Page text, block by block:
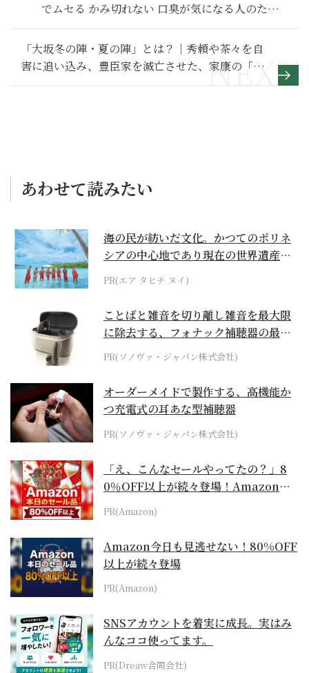
でムセる かみ切れない 口臭が気になる人のため
の口の強化書】
「大坂冬の陣・夏の陣」とは？｜秀頼や茶々を自
害に追い込み、豊臣家を滅亡させた、家康の「大
坂の陣」【日本史事件録】
あわせて読みたい
海の民が紡いだ文化。かつてのポリネ
シアの中心地であり現在の世界遺産か
らみえてくる...
PR(エア タヒチ ヌイ)
ことばと雑音を切り離し雑音を最大限
に除去する、フォナック補聴器の最上
位モデル
PR(ソノヴァ・ジャパン株式会社)
オーダーメイドで製作する、高機能か
つ充電式の耳あな型補聴器
PR(ソノヴァ・ジャパン株式会社)
「え、こんなセールやってたの？」8
0％OFF以上が続々登場！Amazonの
本気が...
PR(Amazon)
Amazon今日も見逃せない！80%OFF
以上が続々登場
PR(Amazon)
SNSアカウントを着実に成長。実はみ
んなココ使ってます。
PR(Dreaw合同会社)